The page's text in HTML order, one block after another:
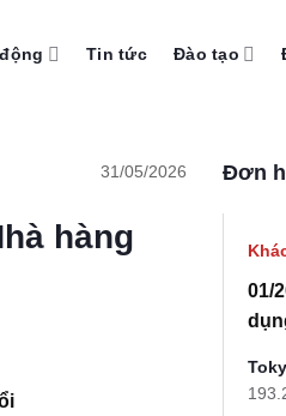
Tin tức Đào tạo
31/05/2026
hàng
Đơn
01/